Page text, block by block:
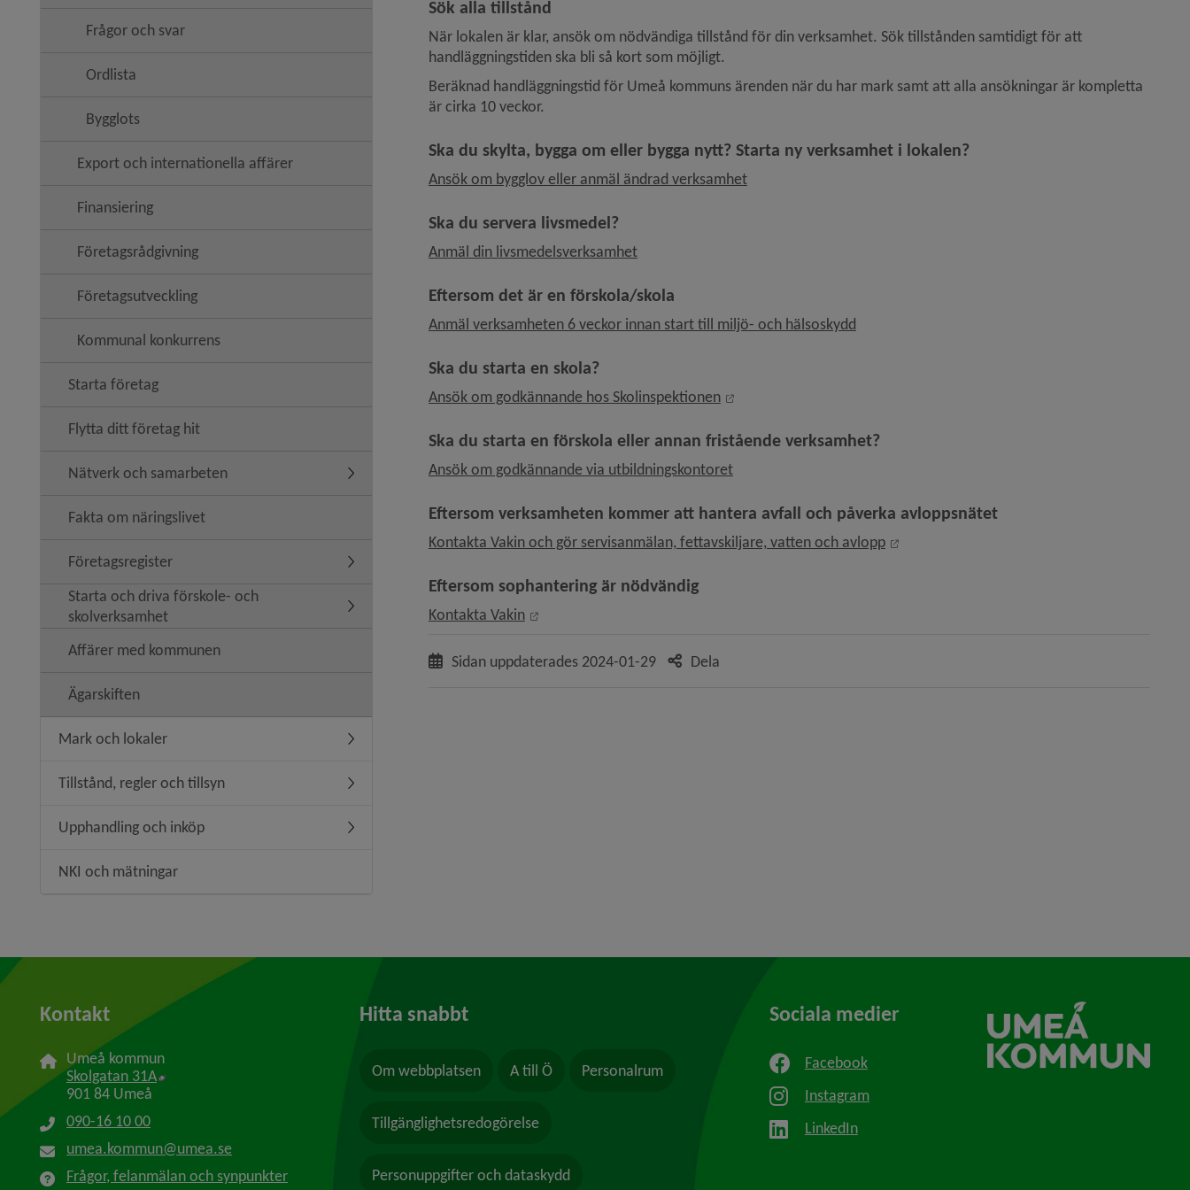
Frågor och svar
Ordlista
Bygglots
Export och internationella affärer
Finansiering
Företagsrådgivning
Företagsutveckling
Kommunal konkurrens
Starta företag
Flytta ditt företag hit
Nätverk och samarbeten Undermeny för Nätverk och samarbeten
Fakta om näringslivet
Företagsregister Undermeny för Företagsregister
Starta och driva förskole- och
skolverksamhet
Undermeny för Starta och driva förskole- och skolverksamhet
Affärer med kommunen
Ägarskiften
Mark och lokaler Undermeny för Mark och lokaler
Tillstånd, regler och tillsyn Undermeny för Tillstånd, regler och tillsyn
Upphandling och inköp Undermeny för Upphandling och inköp
NKI och mätningar
Sök alla tillstånd
När lokalen är klar, ansök om nödvändiga tillstånd för din verksamhet. Sök tillstånden samtidigt för att
handläggningstiden ska bli så kort som möjligt.
Beräknad handläggningstid för Umeå kommuns ärenden när du har mark samt att alla ansökningar är kompletta
är cirka 10 veckor.
Ska du skylta, bygga om eller bygga nytt? Starta ny verksamhet i lokalen?
Ansök om bygglov eller anmäl ändrad verksamhet
Ska du servera livsmedel?
Anmäl din livsmedelsverksamhet
Eftersom det är en förskola/skola
Anmäl verksamheten 6 veckor innan start till miljö- och hälsoskydd
Ska du starta en skola?
Ansök om godkännande hos Skolinspektionen Länk till annan webbplats, öppnas i nytt fönster.
Ska du starta en förskola eller annan fristående verksamhet?
Ansök om godkännande via utbildningskontoret
Eftersom verksamheten kommer att hantera avfall och påverka avloppsnätet
Kontakta Vakin och gör servisanmälan, fettavskiljare, vatten och avlopp Länk till annan webbplats, öppnas i nytt
Eftersom sophantering är nödvändig
Kontakta Vakin Länk till annan webbplats, öppnas i nytt fönster.
Sidan uppdaterades 2024-01-29 Dela
Kontakt
Umeå kommun
Skolgatan 31A Länk till annan webbplats, öppnas i nytt fönster.
901 84 Umeå
090-16 10 00
umea.kommun@umea.se
Frågor, felanmälan och synpunkter
Hitta snabbt
Om webbplatsen A till Ö Personalrum
Tillgänglighetsredogörelse
Personuppgifter och dataskydd
Sociala medier
Facebook
Instagram
LinkedIn